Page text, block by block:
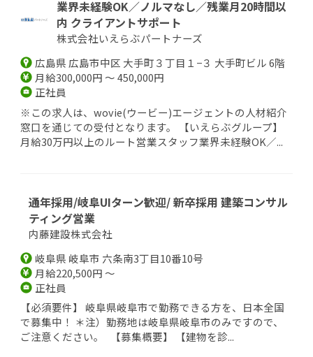
業界未経験OK／ノルマなし／残業月20時間以
内 クライアントサポート
株式会社いえらぶパートナーズ
広島県 広島市中区 大手町３丁目１−３ 大手町ビル 6階
月給300,000円 ～ 450,000円
正社員
※この求人は、wovie(ウービー)エージェントの人材紹介
窓口を通じての受付となります。 【いえらぶグループ】
月給30万円以上のルート営業スタッフ業界未経験OK／...
通年採用/岐阜UIターン歓迎/ 新卒採用 建築コンサル
ティング営業
内藤建設株式会社
岐阜県 岐阜市 六条南3丁目10番10号
月給220,500円 ～
正社員
【必須要件】 岐阜県岐阜市で勤務できる方を、日本全国
で募集中！ ＊注）勤務地は岐阜県岐阜市のみですので、
ご注意ください。 【募集概要】 【建物を診...